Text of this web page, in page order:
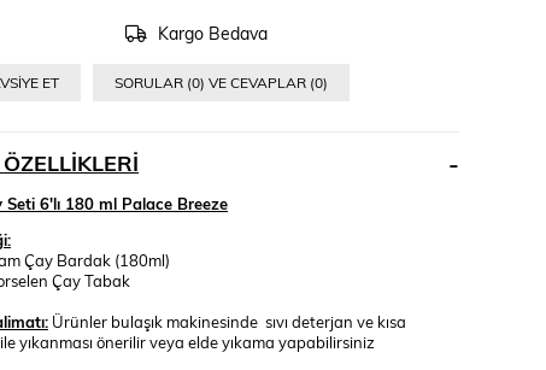
Kargo Bedava
ET SORULAR (0) VE CEVAPLAR (0)
Seti 6'lı 180 ml Palace Breeze
Çay Bardak (180ml)
Çay Tabak
Ürünler bulaşık makinesinde sıvı deterjan ve kısa
yıkanması önerilir veya elde yıkama yapabilirsiniz